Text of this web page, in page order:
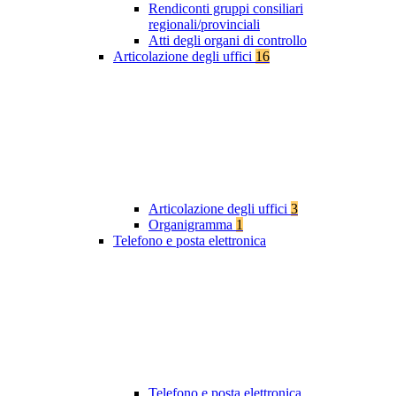
Rendiconti gruppi consiliari
regionali/provinciali
Atti degli organi di controllo
Articolazione degli uffici 16
Articolazione degli uffici 3
Organigramma 1
Telefono e posta elettronica